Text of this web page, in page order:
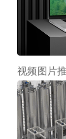
视频图片